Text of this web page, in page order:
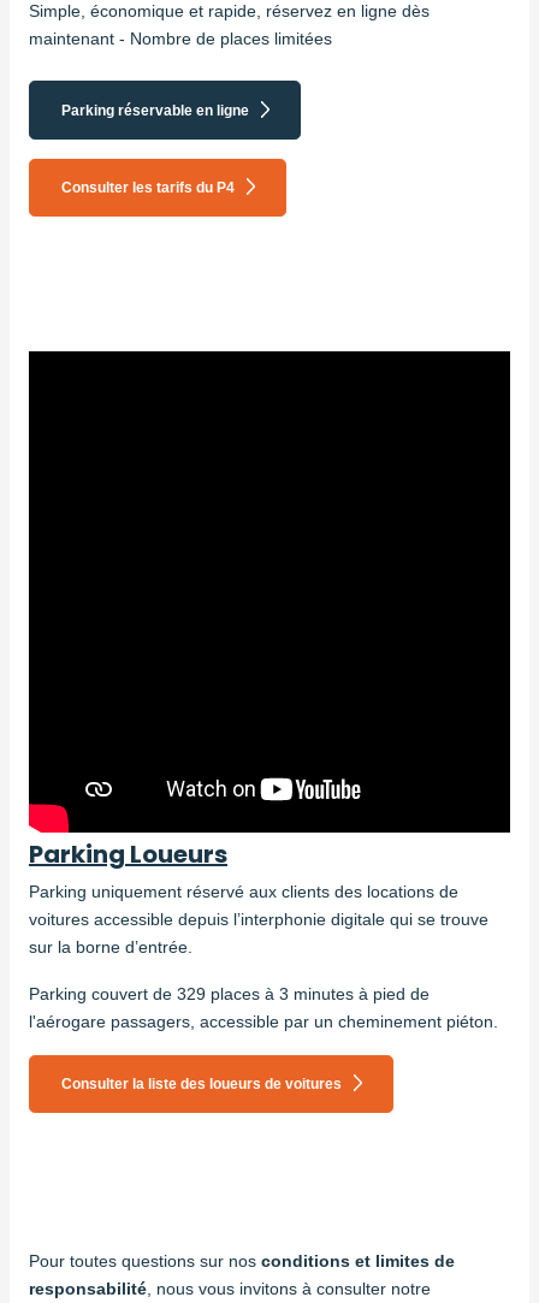
Simple, économique et rapide, réservez en ligne dès
maintenant - Nombre de places limitées
Parking réservable en ligne
Consulter les tarifs du P4
Parking Loueurs
Parking uniquement réservé aux clients des locations de
voitures accessible depuis l’interphonie digitale qui se trouve
sur la borne d’entrée.
Parking couvert de 329 places à 3 minutes à pied de
l'aérogare passagers, accessible par un cheminement piéton.
Consulter la liste des loueurs de voitures
Pour toutes questions sur nos conditions et limites de
responsabilité , nous vous invitons à consulter notre